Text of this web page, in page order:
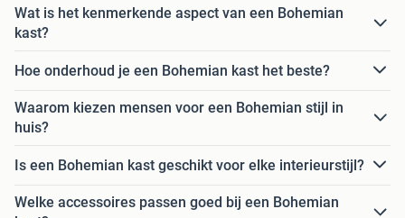
Wat is het kenmerkende aspect van een Bohemian
kast?
Hoe onderhoud je een Bohemian kast het beste?
Waarom kiezen mensen voor een Bohemian stijl in
huis?
Is een Bohemian kast geschikt voor elke interieurstijl?
Welke accessoires passen goed bij een Bohemian